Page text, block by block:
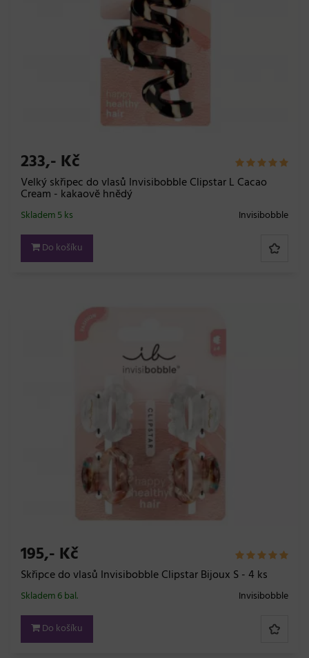
233,- Kč
Velký skřipec do vlasů Invisibobble Clipstar L Cacao
Cream - kakaově hnědý
Invisibobble
Skladem 5 ks
Do košíku
195,- Kč
Skřipce do vlasů Invisibobble Clipstar Bijoux S - 4 ks
Invisibobble
Skladem 6 bal.
Do košíku